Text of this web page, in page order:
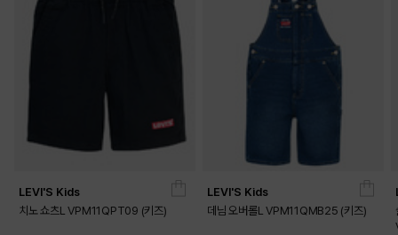
LEVI'S Kids
치노 쇼츠L VPM11QPT09 (키즈)
LEVI'S Kids
데님 오버롤L VPM11QMB25 (키즈)